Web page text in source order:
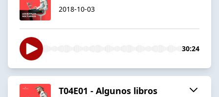
2018-10-03
30:24
T04E01 - Algunos libros